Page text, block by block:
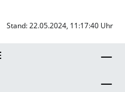
Stand: 22.05.2024, 11:17:40 Uhr